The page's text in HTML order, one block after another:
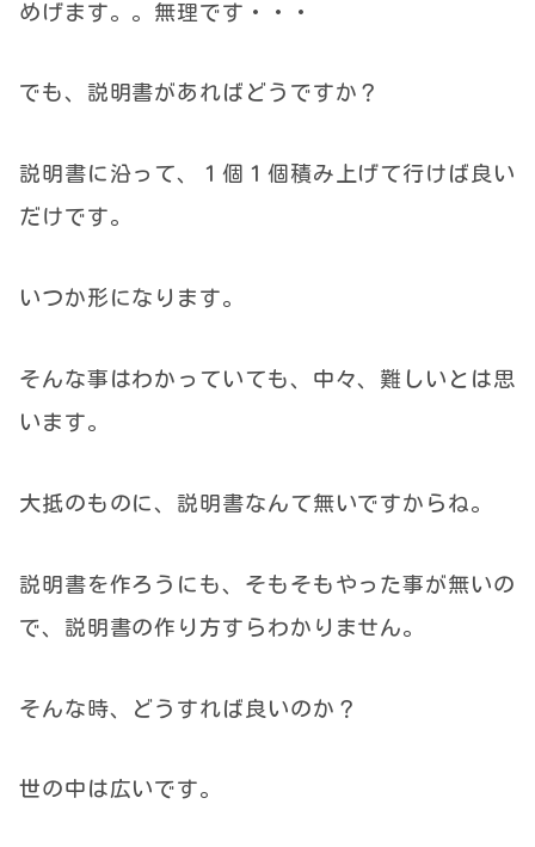
めげます。。無理です・・・
でも、説明書があればどうですか？
説明書に沿って、１個１個積み上げて行けば良い
だけです。
いつか形になります。
そんな事はわかっていても、中々、難しいとは思
います。
大抵のものに、説明書なんて無いですからね。
説明書を作ろうにも、そもそもやった事が無いの
で、説明書の作り方すらわかりません。
そんな時、どうすれば良いのか？
世の中は広いです。